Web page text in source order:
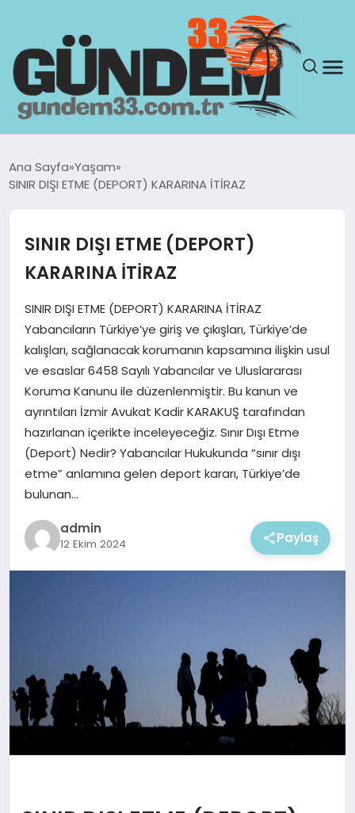
GÜNDEM
YAŞAM
SAĞLIK
TEKNOLOJI
EKONOMI
Ana Sayfa Yaşam
SINIR DIŞI ETME (DEPORT) KARARINA İTİRAZ
SINIR DIŞI ETME (DEPORT)
KARARINA İTİRAZ
SINIR DIŞI ETME (DEPORT) KARARINA İTİRAZ
Yabancıların Türkiye’ye giriş ve çıkışları, Türkiye’de
kalışları, sağlanacak korumanın kapsamına ilişkin usul
ve esaslar 6458 Sayılı Yabancılar ve Uluslararası
Koruma Kanunu ile düzenlenmiştir. Bu kanun ve
ayrıntıları İzmir Avukat Kadir KARAKUŞ tarafından
hazırlanan içerikte inceleyeceğiz. Sınır Dışı Etme
(Deport) Nedir? Yabancılar Hukukunda “sınır dışı
etme” anlamına gelen deport kararı, Türkiye’de
bulunan…
admin
12 Ekim 2024 Paylaş